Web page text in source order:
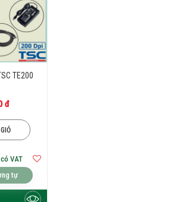
TE200
đ
VAT
tự